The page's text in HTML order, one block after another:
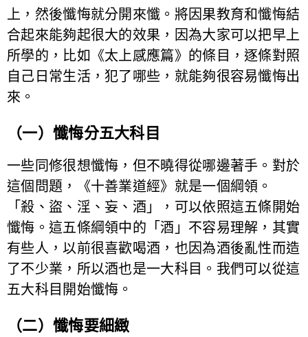
上，然後懺悔就分開來懺。將因果教育和懺悔結
合起來能夠起很大的效果，因為大家可以把早上
所學的，比如《太上感應篇》的條目，逐條對照
自己日常生活，犯了哪些，就能夠很容易懺悔出
來。
（一）懺悔分五大科目
一些同修很想懺悔，但不曉得從哪邊著手。對於
這個問題，《十善業道經》就是一個綱領。
「殺、盜、淫、妄、酒」，可以依照這五條開始
懺悔。這五條綱領中的「酒」不容易理解，其實
有些人，以前很喜歡喝酒，也因為酒後亂性而造
了不少業，所以酒也是一大科目。我們可以從這
五大科目開始懺悔。
（二）懺悔要細緻